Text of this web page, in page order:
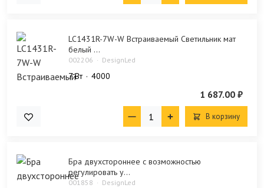
LC1431R-7W-W Встраиваемый Cветильник мат
белый ...
002206 DesignLed
7 Bт 4000
1 687.00 ₽
В корзину
Бра двухстороннее с возможностью
регулировать у...
001858 DesignLed